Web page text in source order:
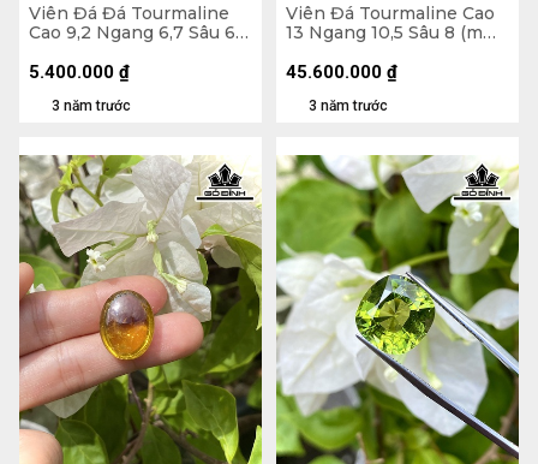
Viên Đá Đá Tourmaline
Cao 9,2 Ngang 6,7 Sâu 6
3 năm trước
5.400.000 ₫
Viên Đá Tourmaline Cao
13 Ngang 10,5 Sâu 8 (mm)
3 năm trước
45.600.000 ₫